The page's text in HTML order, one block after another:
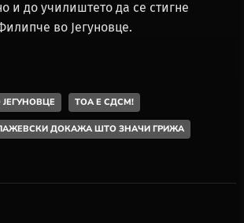
и до училиштето да се стигне
во Јегуновце.
ТОА Е СДСМ!
ДОКАЖА ШТО ЗНАЧИ ГРИЖА